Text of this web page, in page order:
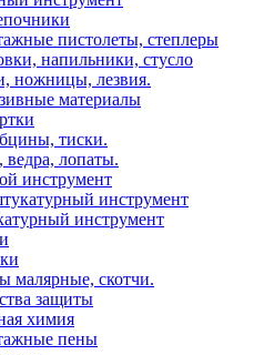
пистолеты, степлеры
напильники, стусло
ножницы, лезвия.
материалы
тиски.
ведра, лопаты.
инструмент
инструмент
инструмент
малярные, скотчи.
защиты
химия
пены